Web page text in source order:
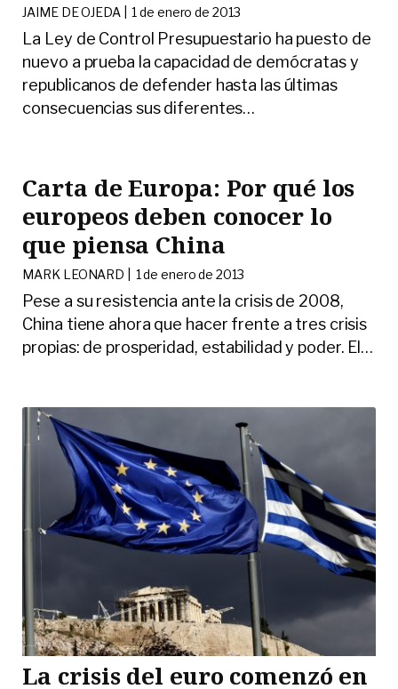
JAIME DE OJEDA |1 de enero de 2013
La Ley de Control Presupuestario ha puesto de
nuevo a prueba la capacidad de demócratas y
republicanos de defender hasta las últimas
consecuencias sus diferentes…
Carta de Europa: Por qué los
europeos deben conocer lo
que piensa China
MARK LEONARD | 1 de enero de 2013
Pese a su resistencia ante la crisis de 2008,
China tiene ahora que hacer frente a tres crisis
propias: de prosperidad, estabilidad y poder. El …
La crisis del euro comenzó en